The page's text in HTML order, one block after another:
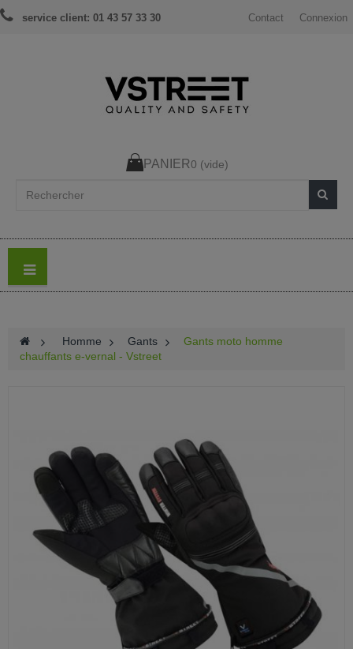
Connexion
Contact
service client: 01 43 57 33 30
PANIER0 (vide)
> Homme > Gants >
Gants moto homme
chauffants e-vernal - Vstreet